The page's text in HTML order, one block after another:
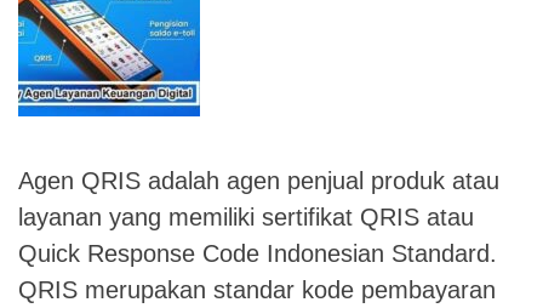
Agen QRIS adalah agen penjual produk atau
layanan yang memiliki sertifikat QRIS atau
Quick Response Code Indonesian Standard.
QRIS merupakan standar kode pembayaran